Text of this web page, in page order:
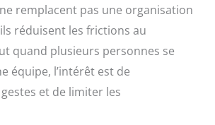
remplacent pas une organisation
réduisent les frictions au
quand plusieurs personnes se
équipe, l’intérêt est de
et de limiter les